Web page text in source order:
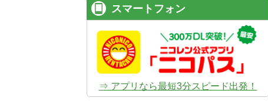
スマートフォン
⇒ アプリなら最短3分スピード出発！